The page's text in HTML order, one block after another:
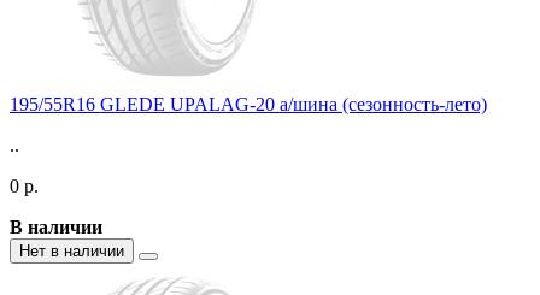
195/55R16 GLEDE UPALAG-20 а/шина (сезонность-лето)
..
0 р.
В наличии
Нет в наличии